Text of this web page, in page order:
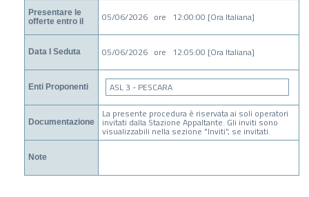
Presentare le
offerte entro il
05/06/2026 ore 12:00:00 [Ora Italiana]
Data I Seduta 05/06/2026 ore 12:05:00 [Ora Italiana]
Enti Proponenti ASL 3 - PESCARA
Documentazione
La presente procedura è riservata ai soli operatori
invitati dalla Stazione Appaltante. Gli inviti sono
visualizzabili nella sezione "Inviti", se invitati.
Note